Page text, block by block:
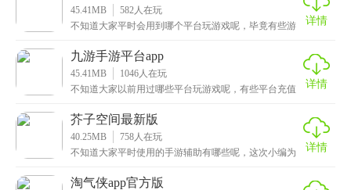
45.41MB 582 人在玩
不知道大家平时会用到哪个平台玩游戏呢，毕竟有些游
详情
九游手游平台app
45.41MB 1046 人在玩
不知道大家以前用过哪些平台玩游戏呢，有些平台充值
九游
详情
芥子空间最新版
40.25MB 758 人在玩
不知道大家平时使用的手游辅助有哪些呢，这次小编为
用的
详情
淘气侠app官方版